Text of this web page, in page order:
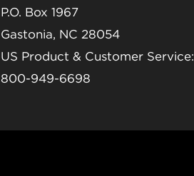
P.O. Box 1967
Gastonia, NC 28054
US Product & Customer Service:
800-949-6698